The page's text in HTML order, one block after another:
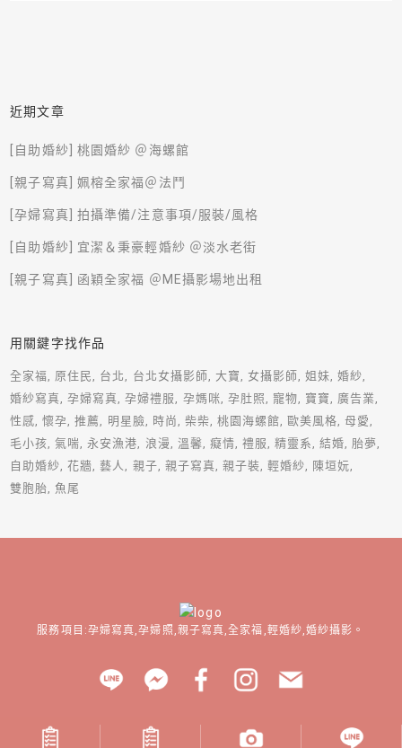
近期文章
[自助婚紗] 桃園婚紗 ＠海螺館
[親子寫真] 姵榕全家福＠法鬥
[孕婦寫真] 拍攝準備/注意事項/服裝/風格
[自助婚紗] 宜潔＆秉豪輕婚紗 ＠淡水老街
[親子寫真] 函穎全家福 ＠ME攝影場地出租
用關鍵字找作品
全家福 原住民 台北 台北女攝影師 大寶 女攝影師 姐妹 婚紗
婚紗寫真
孕婦寫真 孕婦禮服 孕媽咪 孕肚照 寵物 寶寶
廣告業
性感
懷孕 推薦 明星臉 時尚 柴柴 桃園海螺館 歐美風格
母愛
毛小孩
氣喘 永安漁港 浪漫 溫馨 癡情 禮服 精靈系 結婚
胎夢
自助婚紗
花牆 藝人 親子 親子寫真 親子裝 輕婚紗
陳垣妧
雙胞胎
魚尾
服務項目:孕婦寫真,孕婦照,親子寫真,全家福,輕婚紗,婚紗攝影。